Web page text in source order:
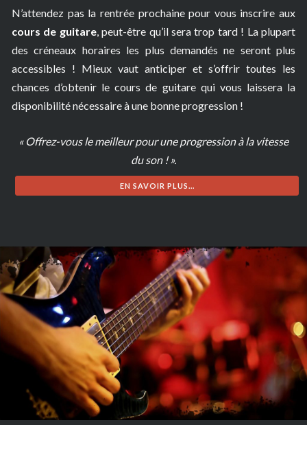
N’attendez pas la rentrée prochaine pour vous inscrire aux
cours de guitare, peut-être qu’il sera trop tard ! La plupart
des créneaux horaires les plus demandés ne seront plus
accessibles ! Mieux vaut anticiper et s’offrir toutes les
chances d’obtenir le cours de guitare qui vous laissera la
disponibilité nécessaire à une bonne progression !
« Offrez-vous le meilleur pour une progression à la vitesse
du son ! ».
EN SAVOIR PLUS...